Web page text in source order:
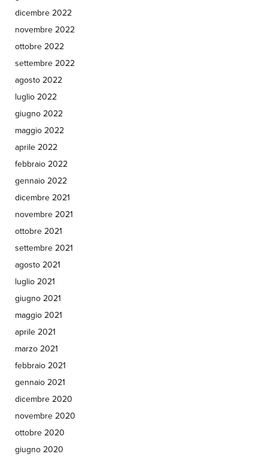
dicembre 2022
novembre 2022
ottobre 2022
settembre 2022
agosto 2022
luglio 2022
giugno 2022
maggio 2022
aprile 2022
febbraio 2022
gennaio 2022
dicembre 2021
novembre 2021
ottobre 2021
settembre 2021
agosto 2021
luglio 2021
giugno 2021
maggio 2021
aprile 2021
marzo 2021
febbraio 2021
gennaio 2021
dicembre 2020
novembre 2020
ottobre 2020
giugno 2020